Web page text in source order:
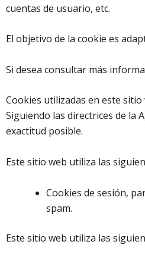
cuentas de usuario, etc.
El objetivo de la cookie es
Si desea consultar más
Cookies utilizadas en este sitio
Siguiendo las directrices de la
exactitud posible.
Este sitio web utiliza las
Cookies de sesión,
spam.
Este sitio web utiliza las